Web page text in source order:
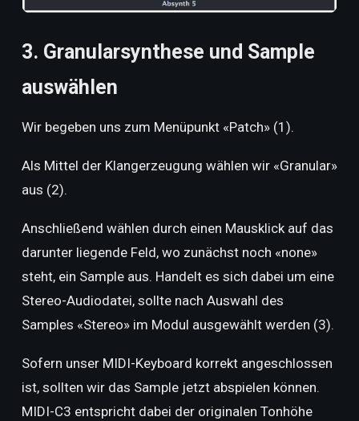
3. Granularsynthese und Sample
auswählen
Wir begeben uns zum Menüpunkt «Patch» (1).
Als Mittel der Klangerzeugung wählen wir «Granular»
aus (2).
Anschließend wählen durch einen Mausklick auf das
darunter liegende Feld, wo zunächst noch «none»
steht, ein Sample aus. Handelt es sich dabei um eine
Stereo-Audiodatei, sollte nach Auswahl des
Samples «Stereo» im Modul ausgewählt werden (3).
Sofern unser MIDI-Keyboard korrekt angeschlossen
ist, sollten wir das Sample jetzt abspielen können.
MIDI-C3 entsprichtdabei der originalen Tonhöhe